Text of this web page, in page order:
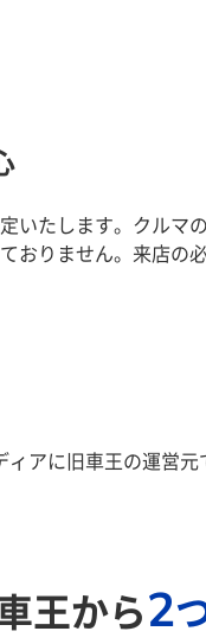
いたします。クルマ
おりません。来店の
ィアに旧車王の運営
王から2